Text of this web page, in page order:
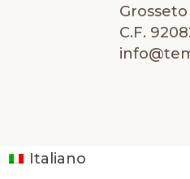
Grosseto
C.F.
Italiano